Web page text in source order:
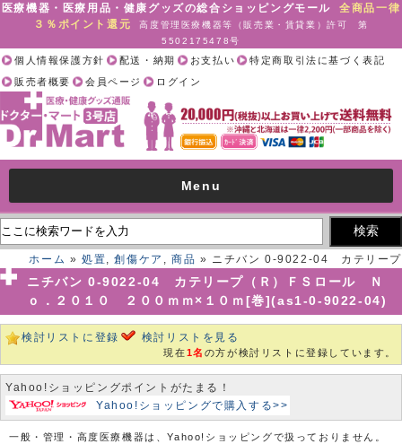
医療機器・医療用品・健康グッズの総合ショッピングモール全商品一律
３％ポイント還元
高度管理医療機器等（販売業・賃貸業）許可 第
5502175478号
個人情報保護方針 配送・納期 お支払い
特定商取引法に基づく表記
販売者概要
会員ページ ログイン
Menu
ホーム » 処置,創傷ケア , 商品 » ニチバン 0-9022-04 カテリープ
（Ｒ）ＦＳロール Ｎｏ．２０１０ ２００ｍｍ×１０ｍ[巻](as1-0-
9022-04)
ニチバン 0-9022-04 カテリープ（Ｒ）ＦＳロール Ｎ
ｏ．２０１０ ２００ｍｍ×１０ｍ[巻](as1-0-9022-04)
検討リストに登録 検討リストを見る
現在1名 の方が検討リストに登録しています。
Yahoo!ショッピングポイントがたまる！
Yahoo!ショッピングで購入する>>
一般・管理・高度医療機器は、Yahoo!ショッピングで扱っておりません。